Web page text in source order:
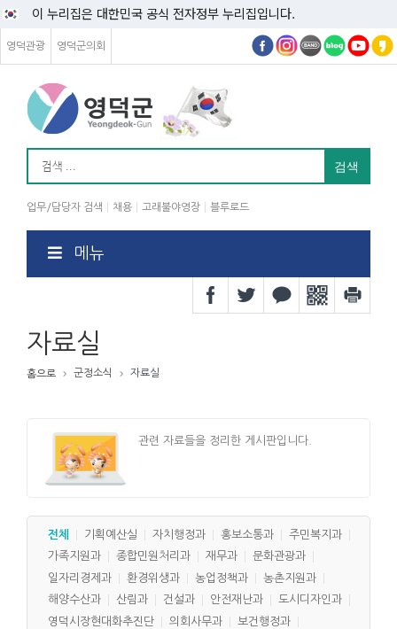
이 누리집은 대한민국 공식 전자정부 누리집입니다.
영덕관광 영덕군의회
업무/담당자 검색 채용 고래불야영장 블루로드
메뉴
자료실
홈으로 군정소식 자료실
관련 자료들을 정리한 게시판입니다.
전체 기획예산실 자치행정과 홍보소통과
주민복지과
가족지원과
종합민원처리과 재무과
문화관광과
일자리경제과
환경위생과 농업정책과
농촌지원과
해양수산과
산림과 건설과 안전재난과
도시디자인과
영덕시장현대화추진단
의회사무과
보건행정과